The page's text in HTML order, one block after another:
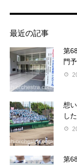
最近の記事
第
門
想
し
第